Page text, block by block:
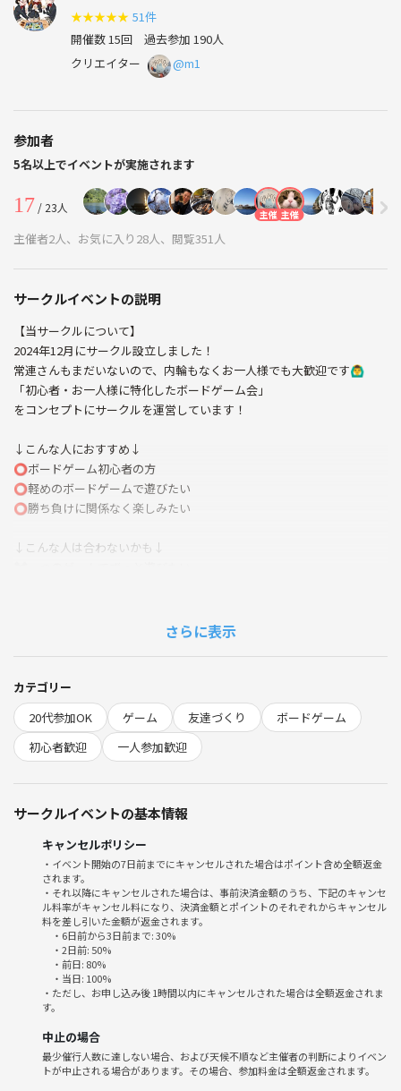
★★★★★ 51件
開催数 15回 過去参加 190人
クリエイター
@m1
参加者
5名以上でイベントが実施されます
17/ 23人 主催 主催
主催者2人、お気に入り28人、閲覧351人
サークルイベントの説明
【当サークルについて】
2024年12月にサークル設立しました！
常連さんもまだいないので、内輪もなくお一人様でも大歓迎です🙆‍♂️
「初心者・お一人様に特化したボードゲーム会」
をコンセプトにサークルを運営しています！
↓こんな人におすすめ↓
⭕️ボードゲーム初心者の方
⭕️軽めのボードゲームで遊びたい
⭕️勝ち負けに関係なく楽しみたい
↓こんな人は合わないかも↓
✅お一人様を仲間外れにない！お一人様向けのサークル✨
✅綺麗でお洒落なボードゲームカフェで開催🪑
✅200種類以上のボードゲーム🎲
✅途中参加、途中退出OK🙆‍♂️
✅主催者は２名体制。女性メンバーもいるので安心です🙍‍♀️
【イベントの概要】
今回は平成生まれ限定のイベントとなります！
平成生まれ限定イベントのメリット！✨
✔ 同世代だから話しやすい！
共通の話題が多く、すぐに仲良くなれます♪
✔ 気軽に参加しやすい！
カジュアルな雰囲気で、初めてでも安心！
✔ 新しいつながりができる！
友達づくりはもちろん、恋愛や仕事の出会いにも◎
ボードゲームで友達作りしませんか？🤝
初心者でも楽しめる200種類以上のボードゲームをご用意しております
さらに表示
カテゴリー
20代参加OK
ゲーム 友達づくり
ボードゲーム
初心者歓迎
一人参加歓迎
サークルイベントの基本情報
キャンセルポリシー
・イベント開始の7日前までにキャンセルされた場合はポイント含め全額返金
されます。
・それ以降にキャンセルされた場合は、事前決済金額のうち、下記のキャンセ
ル料率がキャンセル料になり、決済金額とポイントのそれぞれからキャンセル
料を差し引いた金額が返金されます。
・6日前から3日前まで: 30%
・2日前: 50%
・前日: 80%
・当日: 100%
・ただし、お申し込み後 1時間以内にキャンセルされた場合は全額返金されま
す。
中止の場合
最少催行人数に達しない場合、および天候不順など主催者の判断によりイベン
トが中止される場合があります。その場合、参加料金は全額返金されます。